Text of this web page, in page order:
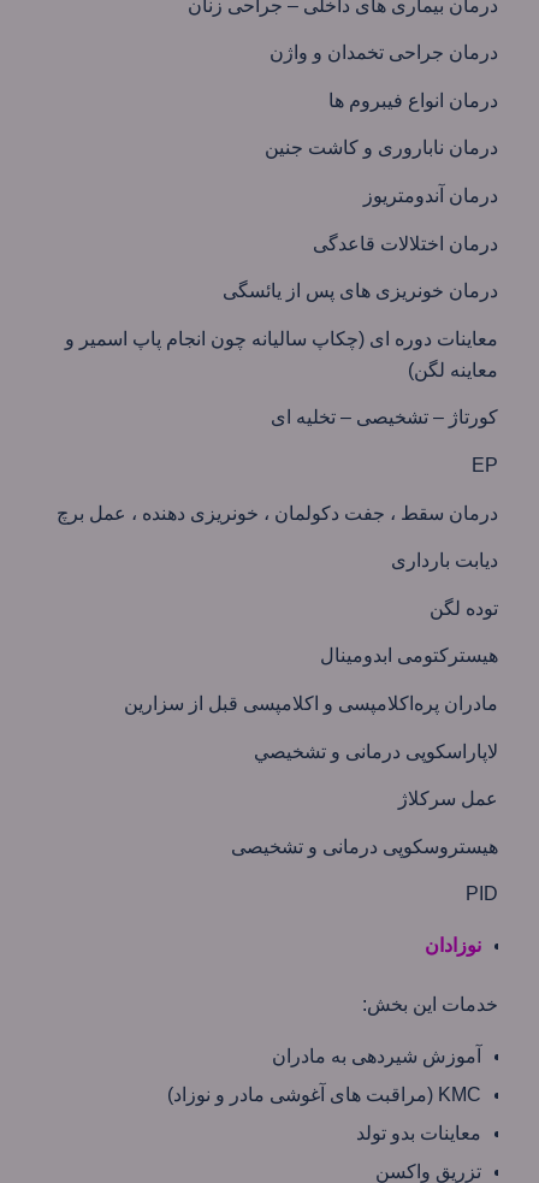
درمان بیماری های داخلی – جراحی زنان
درمان جراحی تخمدان و واژن
درمان انواع فیبروم ها
درمان ناباروری و کاشت جنین
درمان آندومتریوز
درمان اختلالات قاعدگی
درمان خونریزی های پس از یائسگی
معاینات دوره ای (چکاپ سالیانه چون انجام پاپ اسمیر و
معاینه لگن)
کورتاژ – تشخیصی – تخلیه ای
EP
درمان سقط ، جفت دکولمان ، خونریزی دهنده ، عمل برچ
ديابت بارداری
توده لگن
هیسترکتومی ابدومینال
مادران پره‌اکلامپسی و اكلامپسی قبل از سزارين
لاپاراسكوپی درمانی و تشخيصي
عمل سركلاژ
هيستروسکوپی درمانی و تشخيصی
PID
نوزادان
خدمات این بخش:
آموزش شیردهی به مادران
KMC (مراقبت های آغوشی مادر و نوزاد)
معاینات بدو تولد
تزریق واکسن